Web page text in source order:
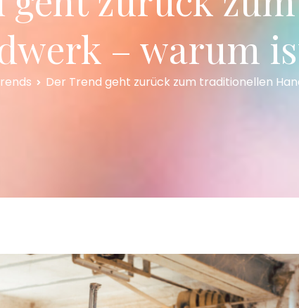
– warum
Der Trend geht zurück zum traditionellen